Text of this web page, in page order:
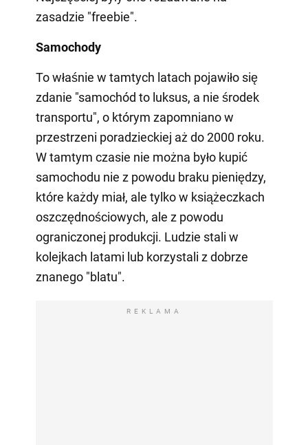
zasadzie "freebie".
Samochody
To właśnie w tamtych latach pojawiło się
zdanie "samochód to luksus, a nie środek
transportu", o którym zapomniano w
przestrzeni poradzieckiej aż do 2000 roku.
W tamtym czasie nie można było kupić
samochodu nie z powodu braku pieniędzy,
które każdy miał, ale tylko w książeczkach
oszczędnościowych, ale z powodu
ograniczonej produkcji. Ludzie stali w
kolejkach latami lub korzystali z dobrze
znanego "blatu".
REKLAMA